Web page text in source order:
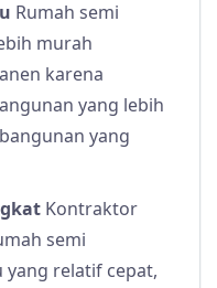
Rumah semi
murah
karena
yang lebih
yang
Kontraktor
semi
relatif cepat,